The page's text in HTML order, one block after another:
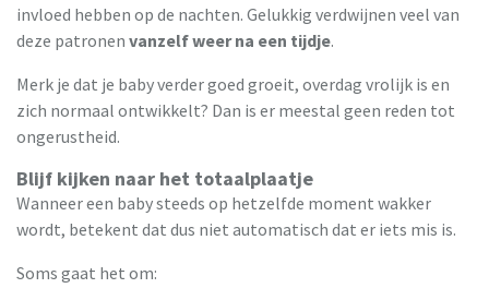
invloed hebben op de nachten. Gelukkig verdwijnen veel van
deze patronen vanzelf weer na een tijdje.
Merk je dat je baby verder goed groeit, overdag vrolijk is en
zich normaal ontwikkelt? Dan is er meestal geen reden tot
ongerustheid.
Blijf kijken naar het totaalplaatje
Wanneer een baby steeds op hetzelfde moment wakker
wordt, betekent dat dus niet automatisch dat er iets mis is.
Soms gaat het om: